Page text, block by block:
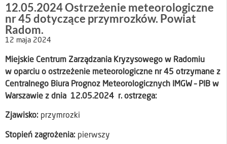
12.05.2024 Ostrzeżenie meteorologiczne
nr 45 dotyczące przymrozków. Powiat
Radom.
12 maja 2024
Miejskie Centrum Zarządzania Kryzysowego w Radomiu
w oparciu o ostrzeżenie meteorologiczne nr 45 otrzymane z
Centralnego Biura Prognoz Meteorologicznych IMGW – PIB w
Warszawie z dnia 12.05.2024 r. ostrzega:
Zjawisko: przymrozki
Stopień zagrożenia: pierwszy